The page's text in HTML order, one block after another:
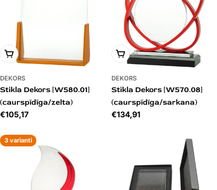
PIEVIENOT GROZAM
DEKORS
Stikla Dekors [W580.01]
(caurspīdīga/zelta)
Cena
€105,17
PIEVIENOT GROZAM
DEKORS
Stikla Dekors [W570.08]
(caurspīdīga/sarkana)
Cena
€134,91
3 varianti